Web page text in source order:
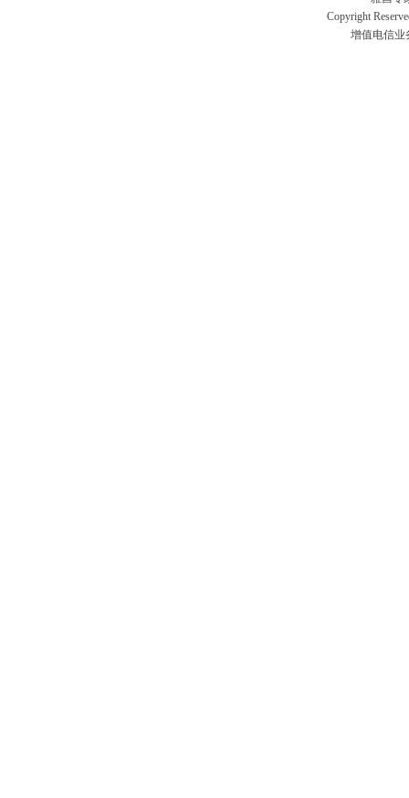
Copyright
增值电信